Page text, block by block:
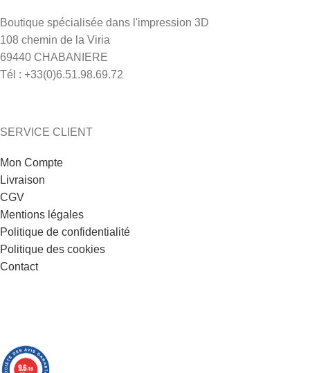
Boutique spécialisée dans l'impression 3D
108 chemin de la Viria
69440 CHABANIERE
Tél : +33(0)6.51.98.69.72
SERVICE CLIENT
Mon Compte
Livraison
CGV
Mentions légales
Politique de confidentialité
Politique des cookies
Contact
9.6/10